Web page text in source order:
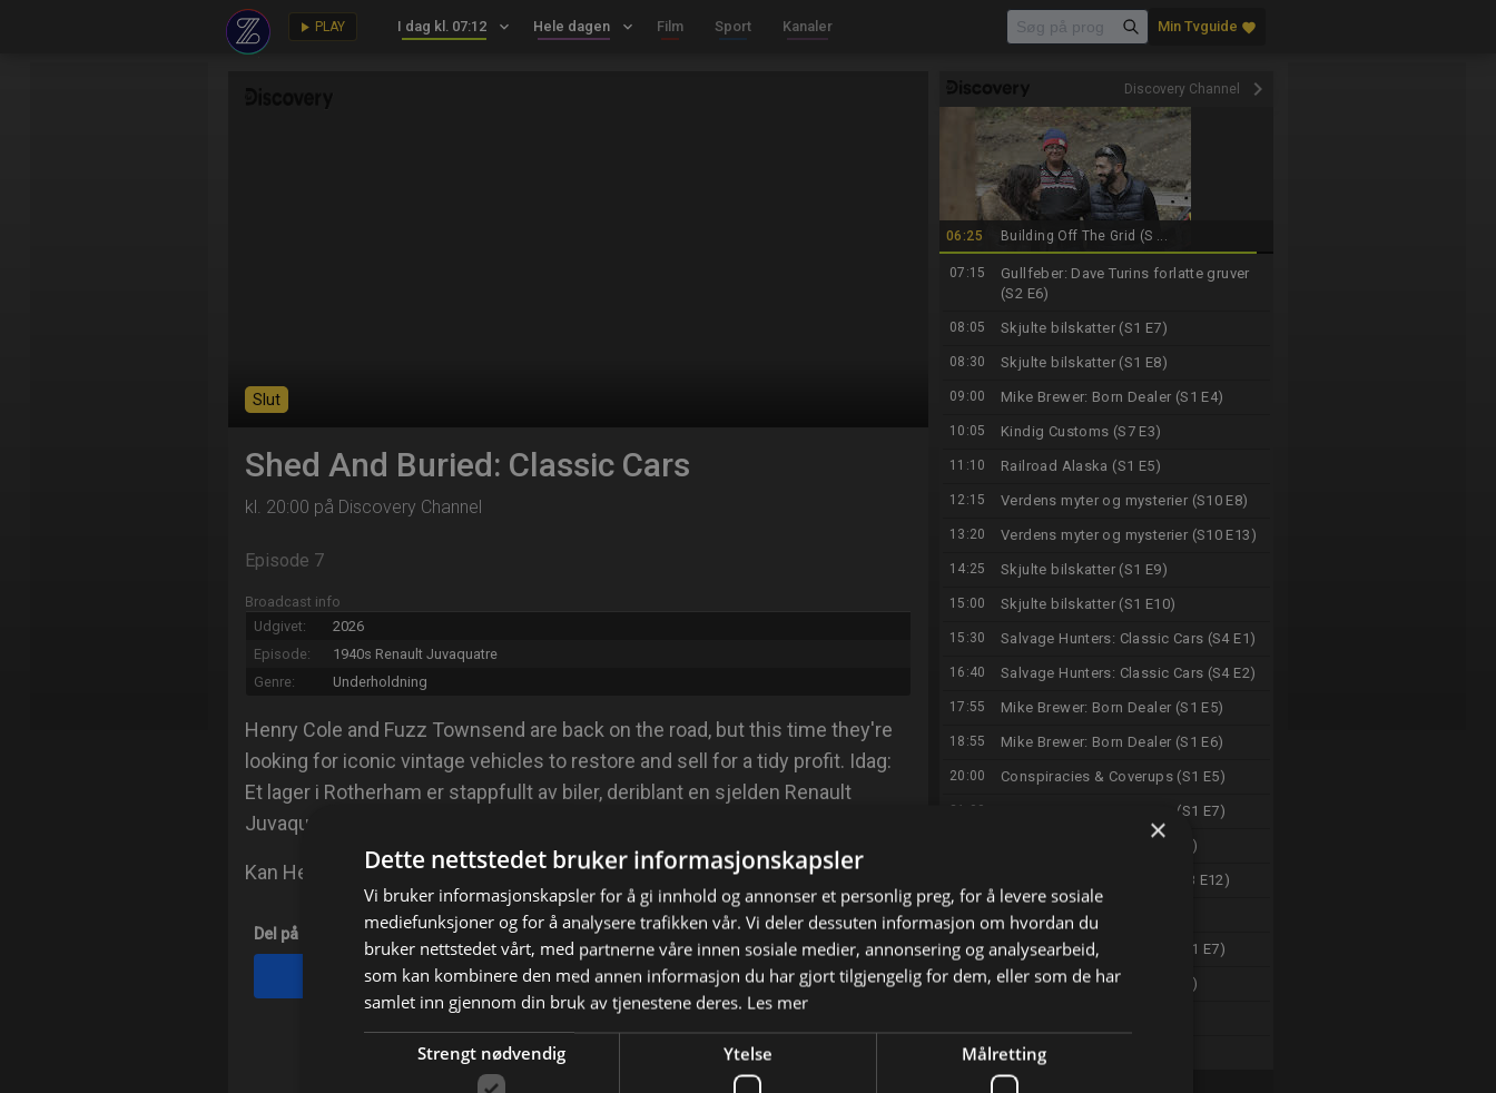
play_arrow PLAY I dag kl. 07:12 keyboard_arrow_down Hele dagen keyboard_arrow_down Film Sport Kanaler Min Tvguide favorite
Slut
Shed And Buried: Classic Cars
kl. 20:00 på Discovery Channel
Episode 7
Broadcast info
Udgivet:
2026
Episode:
1940s Renault Juvaquatre
Genre:
Underholdning
Henry Cole and Fuzz Townsend are back on the road, but this time they're
looking for iconic vintage vehicles to restore and sell for a tidy profit. Idag:
Et lager i Rotherham er stappfullt av biler, deriblant en sjelden Renault
Juvaquatre varebil.
Kan Henry og Fuzz få liv i denne særegne klassikeren?
Del på
Facebook X E-mail
Discovery Channel keyboard_arrow_right
06:25 Building Off The Grid (S ...
07:15
Gullfeber: Dave Turins forlatte gruver
(S2 E6)
08:05 Skjulte bilskatter (S1 E7)
08:30 Skjulte bilskatter (S1 E8)
09:00 Mike Brewer: Born Dealer (S1 E4)
10:05 Kindig Customs (S7 E3)
11:10 Railroad Alaska (S1 E5)
12:15 Verdens myter og mysterier (S10 E8)
13:20 Verdens myter og mysterier (S10 E13)
14:25 Skjulte bilskatter (S1 E9)
15:00 Skjulte bilskatter (S1 E10)
15:30 Salvage Hunters: Classic Cars (S4 E1)
16:40 Salvage Hunters: Classic Cars (S4 E2)
17:55 Mike Brewer: Born Dealer (S1 E5)
18:55 Mike Brewer: Born Dealer (S1 E6)
20:00 Conspiracies & Coverups (S1 E5)
21:00 Conspiracies & Coverups (S1 E7)
Roadworthy Rescues (S3 E6)
Alaska: The Last Frontier (S3 E12)
00:15 Kindig Customs (S10 E3)
01:25 Conspiracies & Coverups (S1 E7)
02:35 Roadworthy Rescues (S3 E6)
04:50 Kindig Customs (S7 E3)
×
Dette nettstedet bruker informasjonskapsler
Vi bruker informasjonskapsler for å gi innhold og annonser et personlig preg, for å levere sosiale
mediefunksjoner og for å analysere trafikken vår. Vi deler dessuten informasjon om hvordan du
bruker nettstedet vårt, med partnerne våre innen sosiale medier, annonsering og analysearbeid,
som kan kombinere den med annen informasjon du har gjort tilgjengelig for dem, eller som de har
samlet inn gjennom din bruk av tjenestene deres. Les mer
Strengt nødvendig Ytelse Målretting